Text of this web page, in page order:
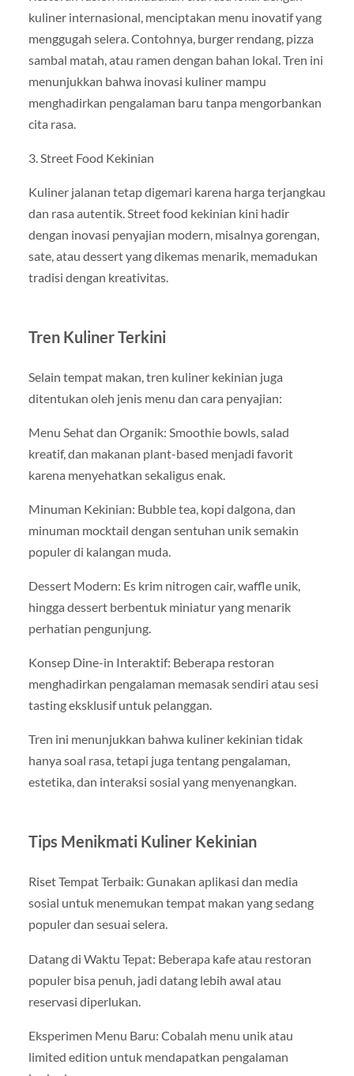
kuliner internasional, menciptakan menu inovatif yang
menggugah selera. Contohnya, burger rendang, pizza
sambal matah, atau ramen dengan bahan lokal. Tren ini
menunjukkan bahwa inovasi kuliner mampu
menghadirkan pengalaman baru tanpa mengorbankan
cita rasa.
3. Street Food Kekinian
Kuliner jalanan tetap digemari karena harga terjangkau
dan rasa autentik. Street food kekinian kini hadir
dengan inovasi penyajian modern, misalnya gorengan,
sate, atau dessert yang dikemas menarik, memadukan
tradisi dengan kreativitas.
Tren Kuliner Terkini
Selain tempat makan, tren kuliner kekinian juga
ditentukan oleh jenis menu dan cara penyajian:
Menu Sehat dan Organik: Smoothie bowls, salad
kreatif, dan makanan plant-based menjadi favorit
karena menyehatkan sekaligus enak.
Minuman Kekinian: Bubble tea, kopi dalgona, dan
minuman mocktail dengan sentuhan unik semakin
populer di kalangan muda.
Dessert Modern: Es krim nitrogen cair, waffle unik,
hingga dessert berbentuk miniatur yang menarik
perhatian pengunjung.
Konsep Dine-in Interaktif: Beberapa restoran
menghadirkan pengalaman memasak sendiri atau sesi
tasting eksklusif untuk pelanggan.
Tren ini menunjukkan bahwa kuliner kekinian tidak
hanya soal rasa, tetapi juga tentang pengalaman,
estetika, dan interaksi sosial yang menyenangkan.
Tips Menikmati Kuliner Kekinian
Riset Tempat Terbaik: Gunakan aplikasi dan media
sosial untuk menemukan tempat makan yang sedang
populer dan sesuai selera.
Datang di Waktu Tepat: Beberapa kafe atau restoran
populer bisa penuh, jadi datang lebih awal atau
reservasi diperlukan.
Eksperimen Menu Baru: Cobalah menu unik atau
limited edition untuk mendapatkan pengalaman